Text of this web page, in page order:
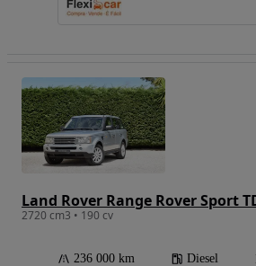
Land Rover Range Rover Sport
2720 cm3 • 190 cv
236 000 km Diesel